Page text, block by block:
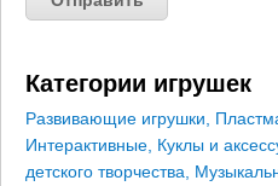
Категории игрушек
Развивающие игрушки
Интерактивные Куклы и
детского творчества